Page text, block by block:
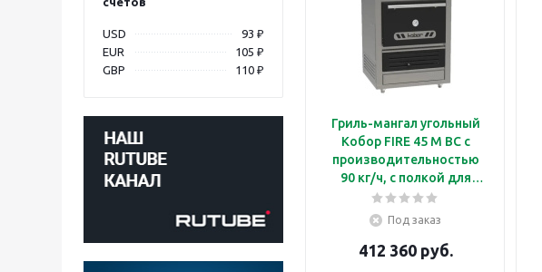
USD
93 ₽
EUR
105 ₽
GBP
110 ₽
Гриль-мангал угольный
Кобор FIRE 45 M BC с
производительностью
90 кг/ч, с полкой для
подогрева
Под заказ
412 360 руб.